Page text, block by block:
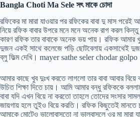
Bangla Choti Ma Sele সৎ মাকে চোদা
রফিকের মা মারা যাওয়ার পর রফিকের বাবা দু মাস পরেই
নিয়ে রফিক বাবার উপরে মনে মনে অনেক রাগ করল
কারণ রফিক তার বাবাকে অনেক ভয় পায়। রফিক আমার
দুজন একই সাথে কলেজে পড়ি ছোটবেলায় একসাথেই
ব্লু ফিল্ম দেখি। mayer sathe seler chodar golpo
আমার কাছে খুব দুঃখ করতে লাগলো তার বাবা আবার বিয়ে
উচিত শিক্ষা দিতে চায়। আমি আমার বন্ধু রফিককে
বাবা যদি এখন বিয়ে না করতো তাহলে তোদের সংসার
জায়গায় হলে তুইও বিয়ে করতি। রফিক কিছুতেই মানতে
আমাকে মোটেও ভালোবাসতো না ভালবাসলে ওর মা মারা